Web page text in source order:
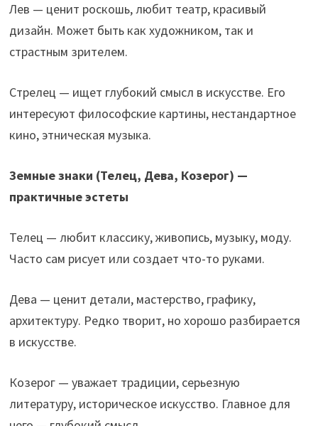
Лев — ценит роскошь, любит театр, красивый
дизайн. Может быть как художником, так и
страстным зрителем.
Стрелец — ищет глубокий смысл в искусстве. Его
интересуют философские картины, нестандартное
кино, этническая музыка.
Земные знаки (Телец, Дева, Козерог) —
практичные эстеты
Телец — любит классику, живопись, музыку, моду.
Часто сам рисует или создает что-то руками.
Дева — ценит детали, мастерство, графику,
архитектуру. Редко творит, но хорошо разбирается
в искусстве.
Козерог — уважает традиции, серьезную
литературу, историческое искусство. Главное для